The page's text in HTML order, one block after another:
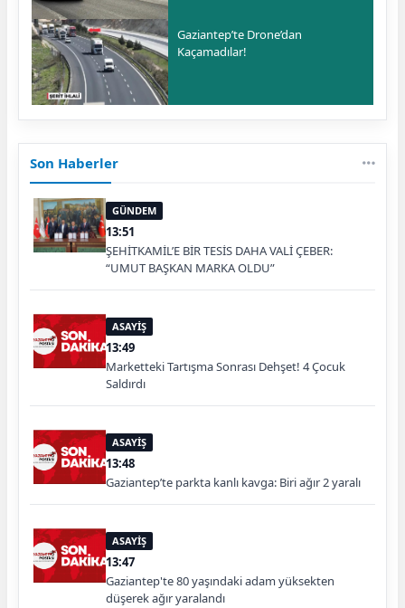
Gaziantep’te Drone’dan
Kaçamadılar!
Son Haberler
GÜNDEM
13:51
ŞEHİTKAMİL’E BİR TESİS DAHA VALİ ÇEBER:
“UMUT BAŞKAN MARKA OLDU”
ASAYİŞ
13:49
Marketteki Tartışma Sonrası Dehşet! 4 Çocuk
Saldırdı
ASAYİŞ
13:48
Gaziantep’te parkta kanlı kavga: Biri ağır 2 yaralı
ASAYİŞ
13:47
Gaziantep'te 80 yaşındaki adam yüksekten
düşerek ağır yaralandı